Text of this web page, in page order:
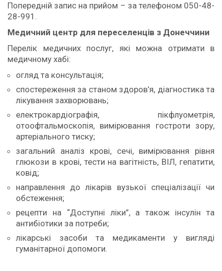
Попередній запис на прийом – за телефоном 050-48-
28-991.
Медичний центр для переселенців з Донеччини
Перелік медичних послуг, які можна отримати в
медичному хабі:
огляд та консультація;
спостереження за станом здоров’я, діагностика та
лікування захворювань;
електрокардіографія, пікфлуометрія,
отоофтальмоскопія, вимірювання гостроти зору,
артеріального тиску;
загальний аналіз крові, сечі, вимірювання рівня
глюкози в крові, тести на вагітність, ВІЛ, гепатити,
ковід;
направлення до лікарів вузької спеціалізації чи
обстеження;
рецепти на “Доступні ліки”, а також інсулін та
антибіотики за потреби;
лікарські засоби та медикаменти у вигляді
гуманітарної допомоги.